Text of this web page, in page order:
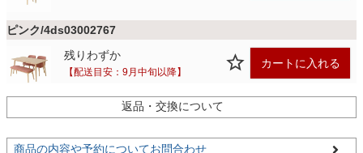
収納用品
キッチン用品
ピンク/4ds03002767
残りわずか
【配送目安：9月中旬以降】
カートに入れる
返品・交換について
商品の内容や予約についてお問合わせ